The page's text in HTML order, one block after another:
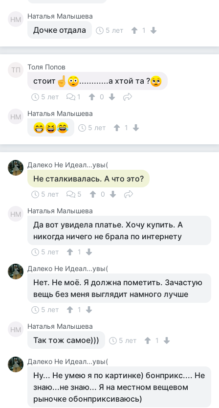
НМ Наталья Малышева
Дочке отдала 5 лет 1
ТП Толя Попов
стоит ............а хтой та ?
5 лет 1 0
НМ
Наталья Малышева
5 лет
1
Далеко Не Идеал...увы(
Не сталкивалась. А что это?
5 лет 5 0
НМ Наталья Малышева
Да вот увидела платье. Хочу купить. А
никогда ничего не брала по интернету
5 лет
1
Далеко Не Идеал...увы(
Нет. Не моё. Я должна пометить. Зачастую
вещь без меня выглядит намного лучше
5 лет 1
НМ Наталья Малышева
Так тож самое))) 5 лет 1
Далеко Не Идеал...увы(
Ну... Не умею я по картинке) бонприкс.... Не
знаю...не знаю... Я на местном вещевом
рыночке обонприксиваюсь)